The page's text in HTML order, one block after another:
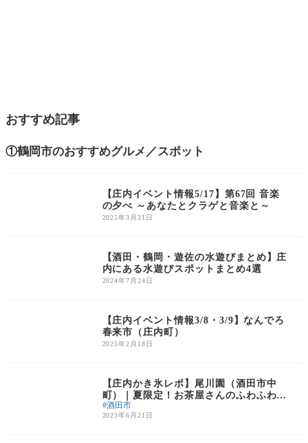
おすすめ記事
①鶴岡市のおすすめグルメ／スポット
【庄内イベント情報5/17】第67回 音楽
の夕べ ～あなたとクラゲと音楽と～
2025年3月31日
【酒田・鶴岡・遊佐の水遊びまとめ】庄
内にある水遊びスポットまとめ4選
2024年7月24日
【庄内イベント情報3/8・3/9】なんでろ
春来市（庄内町）
2025年2月18日
【庄内かき氷レポ】尾川園（酒田市中
町）｜夏限定！お茶屋さんのふわふわか
き氷
酒田市
2023年6月21日